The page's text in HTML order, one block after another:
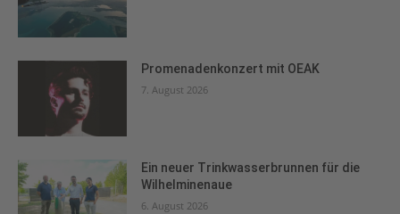
Promenadenkonzert mit OEAK
7. August 2026
Ein neuer Trinkwasserbrunnen für die
Wilhelminenaue
6. August 2026